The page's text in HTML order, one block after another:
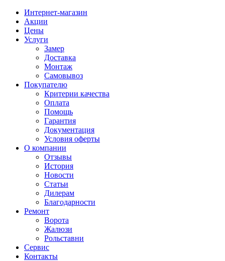
Интернет-магазин
Акции
Цены
Услуги
Замер
Доставка
Монтаж
Самовывоз
Покупателю
Критерии качества
Оплата
Помощь
Гарантия
Документация
Условия оферты
О компании
Отзывы
История
Новости
Статьи
Дилерам
Благодарности
Ремонт
Ворота
Жалюзи
Рольставни
Сервис
Контакты